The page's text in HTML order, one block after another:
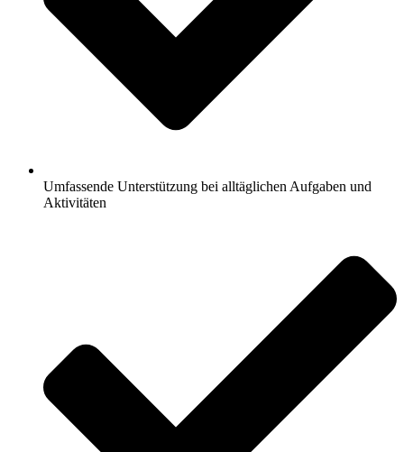
Umfassende Unterstützung bei alltäglichen Aufgaben und
Aktivitäten